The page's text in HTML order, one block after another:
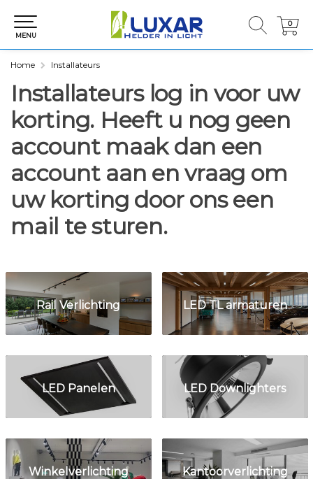
0
0
MENU
Home Installateurs
Installateurs log in voor uw
korting. Heeft u nog geen
account maak dan een
account aan en vraag om
uw korting door ons een
mail te sturen.
Rail Verlichting LED TL armaturen
LED Panelen LED Downlighters
Winkelverlichting Kantoorverlichting